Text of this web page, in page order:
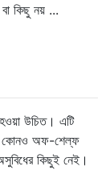
কিছু নয় ...
উচিত। এটি
কোনও অফ-শেল্ফ
কিছুই নেই।